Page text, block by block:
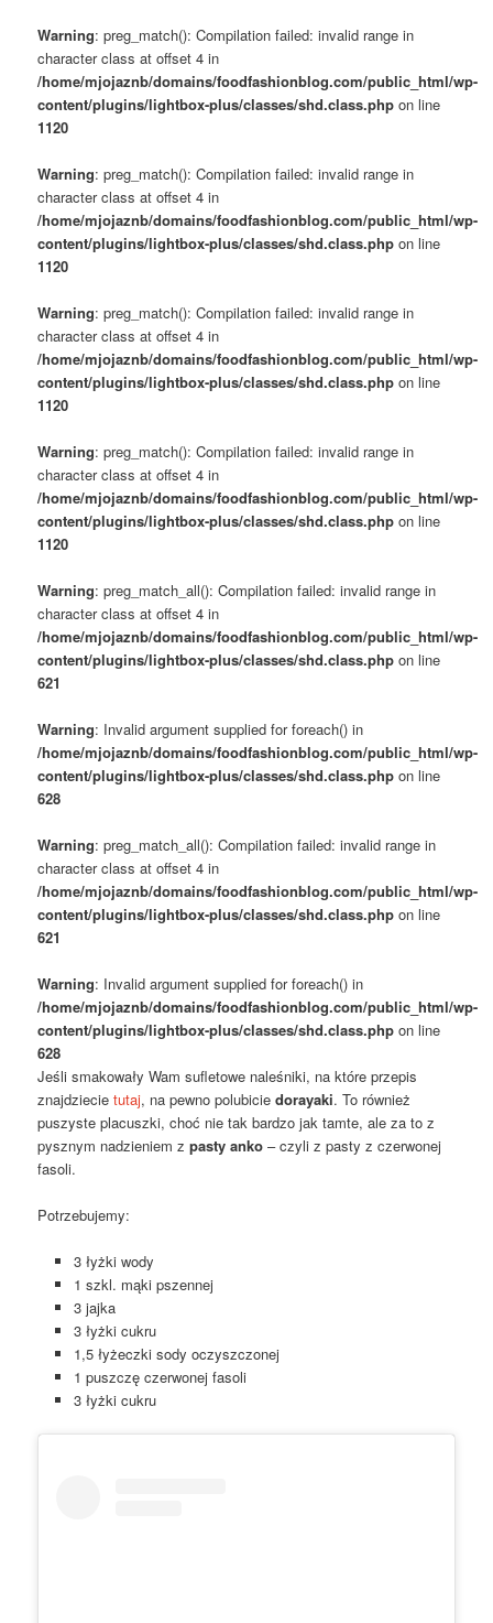
Warning: preg_match(): Compilation failed: invalid range in
character class at offset 4 in
/home/mjojaznb/domains/foodfashionblog.com/public_html/wp-
content/plugins/lightbox-plus/classes/shd.class.php on line
1120
Warning: preg_match(): Compilation failed: invalid range in
character class at offset 4 in
/home/mjojaznb/domains/foodfashionblog.com/public_html/wp-
content/plugins/lightbox-plus/classes/shd.class.php on line
1120
Warning: preg_match(): Compilation failed: invalid range in
character class at offset 4 in
/home/mjojaznb/domains/foodfashionblog.com/public_html/wp-
content/plugins/lightbox-plus/classes/shd.class.php on line
1120
Warning: preg_match(): Compilation failed: invalid range in
character class at offset 4 in
/home/mjojaznb/domains/foodfashionblog.com/public_html/wp-
content/plugins/lightbox-plus/classes/shd.class.php on line
1120
Warning: preg_match_all(): Compilation failed: invalid range in
character class at offset 4 in
/home/mjojaznb/domains/foodfashionblog.com/public_html/wp-
content/plugins/lightbox-plus/classes/shd.class.php on line
621
Warning: Invalid argument supplied for foreach() in
/home/mjojaznb/domains/foodfashionblog.com/public_html/wp-
content/plugins/lightbox-plus/classes/shd.class.php on line
628
Warning: preg_match_all(): Compilation failed: invalid range in
character class at offset 4 in
/home/mjojaznb/domains/foodfashionblog.com/public_html/wp-
content/plugins/lightbox-plus/classes/shd.class.php on line
621
Warning: Invalid argument supplied for foreach() in
/home/mjojaznb/domains/foodfashionblog.com/public_html/wp-
content/plugins/lightbox-plus/classes/shd.class.php on line
628
Jeśli smakowały Wam sufletowe naleśniki, na które przepis
znajdziecietutaj, na pewno polubiciedorayaki. To również
puszyste placuszki, choć nie tak bardzo jak tamte, ale za to z
pysznym nadzieniem zpasty anko – czyli z pasty z czerwonej
fasoli.
Potrzebujemy:
3 łyżki wody
1 szkl. mąki pszennej
3 jajka
3 łyżki cukru
1,5 łyżeczki sody oczyszczonej
1 puszczę czerwonej fasoli
3 łyżki cukru